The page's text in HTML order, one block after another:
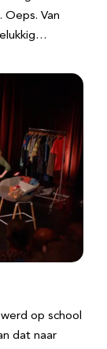
Oeps. Van
op school
dat naar